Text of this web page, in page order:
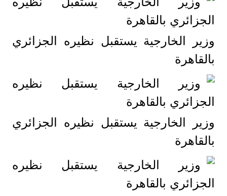
وزير الخارجية يستقبل نظيره الجزائري
بالقاهرة
وزير الخارجية يستقبل نظيره الجزائري
بالقاهرة